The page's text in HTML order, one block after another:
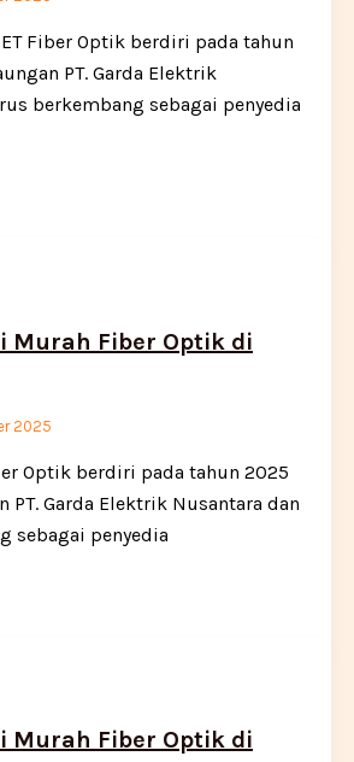
Fiber Optik berdiri pada tahun
PT. Garda Elektrik
berkembang sebagai penyedia
Murah Fiber Optik di
2025
Optik berdiri pada tahun 2025
PT. Garda Elektrik Nusantara dan
sebagai penyedia
Murah Fiber Optik di